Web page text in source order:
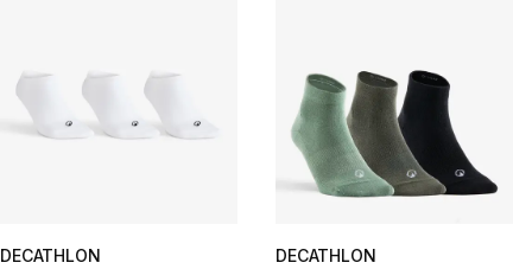
DECATHLON
DECATHLON